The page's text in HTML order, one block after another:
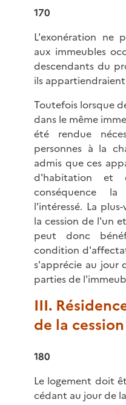
170
L'exonération ne
aux immeubles
descendants du
ils
Toutefois lorsque
dans le même
été rendue
personnes à la
admis que ces
d'habitation et
conséquence
l'intéressé. La
la cession de l'un
peut donc
condition
s'apprécie au jour
parties de
III.
de la cession
180
Le logement doit
cédant au jour de